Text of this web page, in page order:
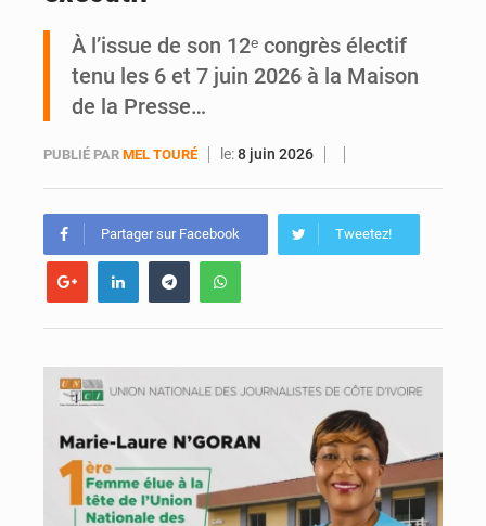
Daloa : décès du colonel Karim Traoré, commandant de la Section de recherches de la gendarmerie après une activité sportive
À l’issue de son 12ᵉ congrès électif
tenu les 6 et 7 juin 2026 à la Maison
de la Presse…
PUBLIÉ PAR MEL TOURÉ le:8 juin 2026
Partager sur Facebook Tweetez!